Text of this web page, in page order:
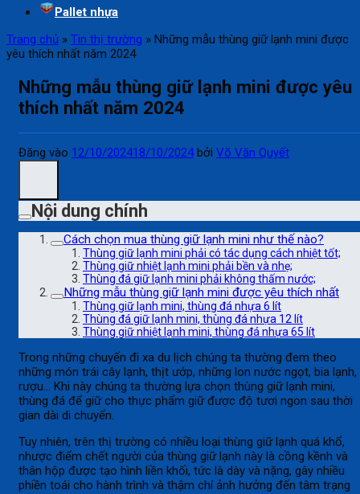
Pallet nhựa
Trang chủ » Tin thị trường » Những mẫu thùng giữ lạnh mini được
yêu thích nhất năm 2024
Những mẫu thùng giữ lạnh mini được yêu
thích nhất năm 2024
Đăng vào 12/10/202418/10/2024 bởi Võ Văn Quyết
Nội dung chính
Cách chọn mua thùng giữ lạnh mini như thế nào?
Thùng giữ lạnh mini phải có tác dụng cách nhiệt tốt;
Thùng giữ nhiệt lạnh mini phải bền và nhẹ;
Thùng đá giữ lạnh mini phải không thấm nước;
Những mẫu thùng giữ lạnh mini được yêu thích nhất
Thùng giữ lạnh mini, thùng đá nhựa 6 lít
Thùng đá giữ lạnh mini, thùng đá nhựa 12 lít
Thùng giữ nhiệt lạnh mini, thùng đá nhựa 65 lít
Trong những chuyến đi xa du lịch chúng ta thường đem theo
những món trái cây lạnh, thịt ướp, những lon nước ngọt, bia lạnh,
rượu… Khi này chúng ta thường lựa chọn thùng giữ lạnh mini,
thùng đá để giữ cho thực phẩm giữ được độ tươi ngon sau thời
gian dài di chuyển.
Tuy nhiên, trên thị trường có nhiều loại thùng giữ lạnh quá khổ,
nhược điểm chết người của thùng giữ lạnh này là cồng kềnh và
thân hộp được tạo hình liền khối, tức là dày và nặng, gây nhiều
phiền toái cho hành trình và thậm chí ảnh hưởng đến tâm trạng